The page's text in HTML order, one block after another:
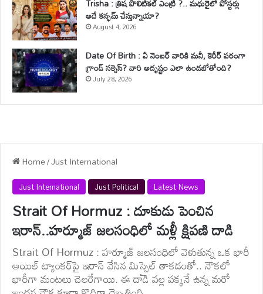
Trisha : త్రిష పొలిటికల్ ఎంట్రీ ?.. మధురైలో పోస్టర్లు
అదే కన్ఫమ్ చేస్తున్నాయా?
August 4, 2026
Date Of Birth : ఏ నెంబర్ వారికి మనీ, కెరీర్ పరంగా
గ్రాండ్ సక్సెస్? వారి అదృష్టం ఎలా ఉండబోతోంది?
July 28, 2026